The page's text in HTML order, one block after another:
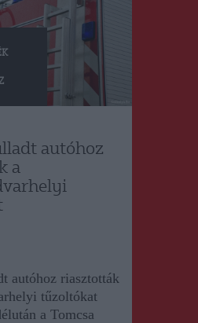
autóhoz
a
autóhoz riasztották
tűzoltókat
a Tomcsa